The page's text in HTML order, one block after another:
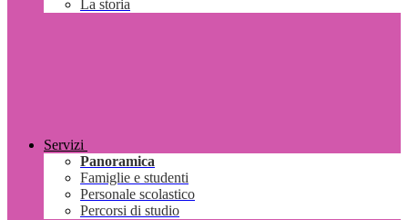
La storia
Servizi
Panoramica
Famiglie e studenti
Personale scolastico
Percorsi di studio